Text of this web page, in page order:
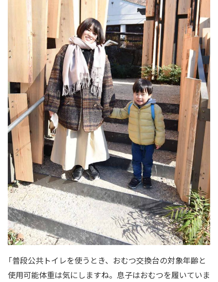
「普段公共トイレを使うとき、おむつ交換台の対象年齢と
使用可能体重は気にしますね。息子はおむつを履いていま